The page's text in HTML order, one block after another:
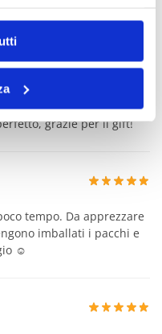
corta e invece vestibilità
grazie per il gift!
tempo. Da apprezzare
imballati i pacchi e
☺️